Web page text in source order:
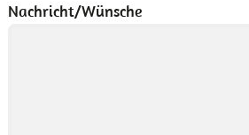
Nachricht/Wünsche